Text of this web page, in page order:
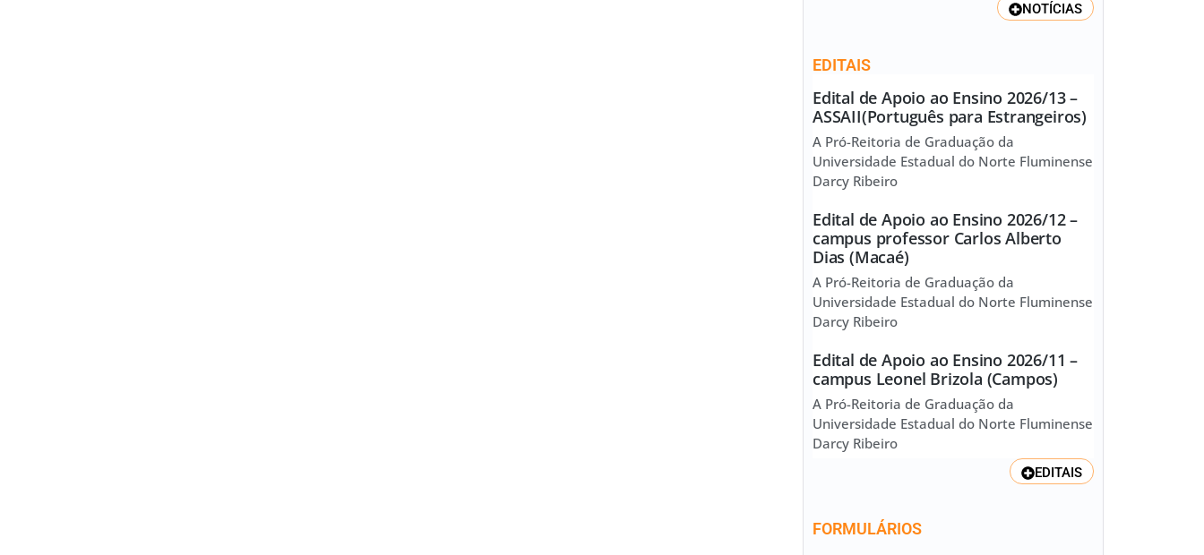
NOTÍCIAS
EDITAIS
Edital de Apoio ao Ensino 2026/13 –
ASSAII(Português para Estrangeiros)
A Pró-Reitoria de Graduação da
Universidade Estadual do Norte Fluminense
Darcy Ribeiro
Edital de Apoio ao Ensino 2026/12 –
campus professor Carlos Alberto
Dias (Macaé)
A Pró-Reitoria de Graduação da
Universidade Estadual do Norte Fluminense
Darcy Ribeiro
Edital de Apoio ao Ensino 2026/11 –
campus Leonel Brizola (Campos)
A Pró-Reitoria de Graduação da
Universidade Estadual do Norte Fluminense
Darcy Ribeiro
EDITAIS
FORMULÁRIOS